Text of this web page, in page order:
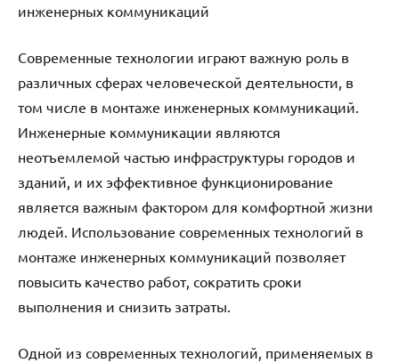
инженерных коммуникаций
Современные технологии играют важную роль в
различных сферах человеческой деятельности, в
том числе в монтаже инженерных коммуникаций.
Инженерные коммуникации являются
неотъемлемой частью инфраструктуры городов и
зданий, и их эффективное функционирование
является важным фактором для комфортной жизни
людей. Использование современных технологий в
монтаже инженерных коммуникаций позволяет
повысить качество работ, сократить сроки
выполнения и снизить затраты.
Одной из современных технологий, применяемых в